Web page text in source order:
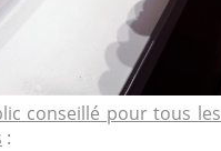
conseillé pour tous les
: